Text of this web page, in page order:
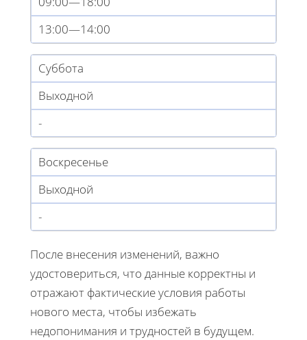
13:00—14:00
Суббота
Выходной
-
Воскресенье
Выходной
-
После внесения изменений, важно
удостовериться, что данные корректны и
отражают фактические условия работы
нового места, чтобы избежать
недопонимания и трудностей в будущем.